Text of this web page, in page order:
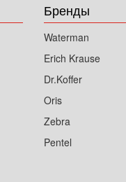
Бренды
Waterman
Erich Krause
Dr.Koffer
Oris
Zebra
Pentel